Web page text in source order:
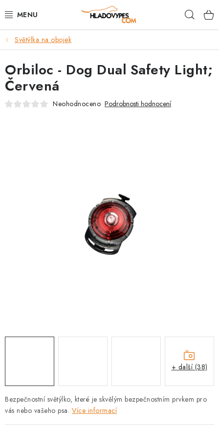
na
POTŘEBY PRO PSY
TAMI PŘEPRAVNÍ BOXY
SPORT SE PSEM
Výměna, vrácení a reklamace
Obchodní podmínky
Hodnocení obchodu
FAQ
Světýlka na obojek
Bezpečnostní světýlko, které je skvělým bezpečnostním prvkem pro
vás nebo vašeho psa. Více informací
Orbiloc - Dog Dual Safety Light;
Červená
Neohodnoceno Podrobnosti hodnocení
+ další (38)